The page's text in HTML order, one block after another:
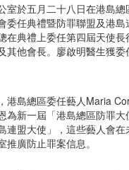
室於五月二十八日在港島
委任典禮暨防罪聯盟及港島
在典禮上委任第四屆天使
其他會長。廖啟明醫生獲
港島總區委任藝人Maria
為新一屆「港島總區防罪
連盟大使」，這些藝人會
廣防止罪案信息。